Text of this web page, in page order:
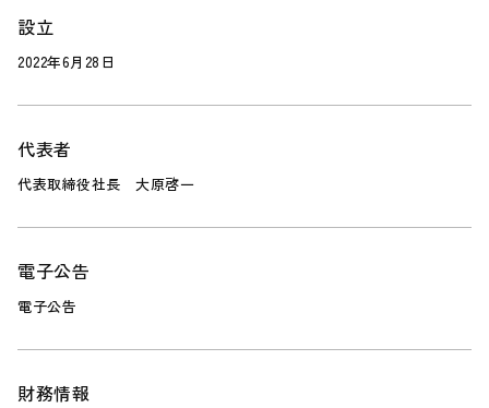
設立
2022年6月28日
代表者
代表取締役社長 大原啓一
電子公告
電子公告
財務情報